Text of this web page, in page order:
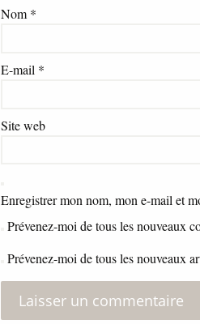
Nom *
E-mail *
Site web
Enregistrer mon nom, mon e-mail et
Prévenez-moi de tous les nouveaux
Prévenez-moi de tous les nouveaux